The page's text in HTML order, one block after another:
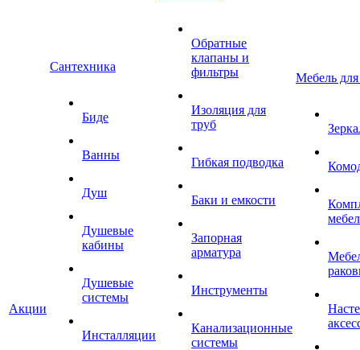
Акции
Сантехника
Биде
Ванны
Душ
Душевые
кабины
Душевые
системы
Инсталляции
Обратные
клапаны и
фильтры
Изоляция для
труб
Гибкая подводка
Баки и емкости
Запорная
арматура
Инструменты
Канализационные
системы
Мебель